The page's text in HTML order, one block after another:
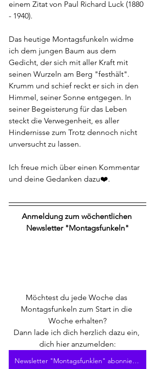
einem Zitat von Paul Richard Luck (1880
- 1940).
Das heutige Montagsfunkeln widme
ich dem jungen Baum aus dem
Gedicht, der sich mit aller Kraft mit
seinen Wurzeln am Berg "festhält".
Krumm und schief reckt er sich in den
Himmel, seiner Sonne entgegen. In
seiner Begeisterung für das Leben
steckt die Verwegenheit, es aller
Hindernisse zum Trotz dennoch nicht
unversucht zu lassen.
Ich freue mich über einen Kommentar
und deine Gedanken dazu❤️.
Anmeldung zum wöchentlichen
Newsletter "Montagsfunkeln"
Möchtest du jede Woche das
Montagsfunkeln zum Start in die
Woche erhalten?
Dann lade ich dich herzlich dazu ein,
dich hier anzumelden:
Newsletter "Montagsfunklen" abonnieren